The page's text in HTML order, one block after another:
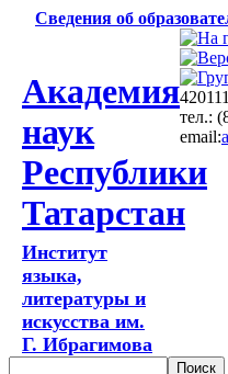
Сведения об
Академия
наук
Республики
Татарстан
Институт
языка,
литературы и
искусства им.
Г. Ибрагимова
тел.:
email: